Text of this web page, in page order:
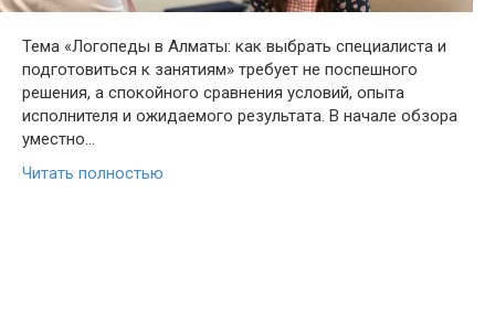
Тема «Логопеды в Алматы: как выбрать специалиста и
подготовиться к занятиям» требует не поспешного
решения, а спокойного сравнения условий, опыта
исполнителя и ожидаемого результата. В начале обзора
уместно…
Читать полностью